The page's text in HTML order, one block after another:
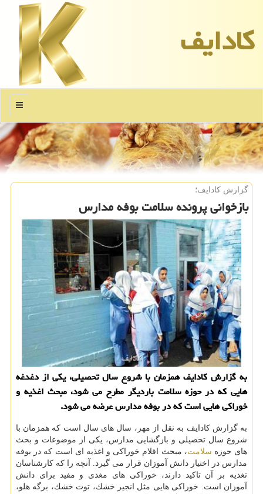
كادایف
منو
گزارش كادایف؛
بازخوانی پرونده سلامت بوفه مدارس
به گزارش كادایف همزمان با شروع سال تحصیلی، یكی از دغدغه
هایی كه در حوزه سلامت باردیگر مطرح می شود، مبحث اغذیه و
خوراكی هایی است كه در بوفه مدارس عرضه می شود.
به گزارش كادایف به نقل از مهر، سال های سال است كه همزمان با
شروع سال تحصیلی و بازگشایی مدارس، یكی از موضوعات و بحث
های حوزه سلامت، مبحث اقلام خوراكی و اغذیه ای است كه در بوفه
مدارس در اختیار دانش آموزان قرار می گیرد. آنچه را كه كارشناسان
تغذیه بر آن تاكید دارند، خوراكی های مغذی و مفید برای دانش
آموزان است. خوراكی هایی مثل انجیر خشك، توت خشك، برگه هلو،